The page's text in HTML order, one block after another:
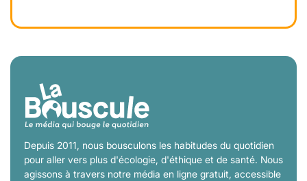
Depuis 2011, nous bousculons les habitudes du quotidien
pour aller vers plus d'écologie, d'éthique et de santé. Nous
agissons à travers notre média en ligne gratuit, accessible